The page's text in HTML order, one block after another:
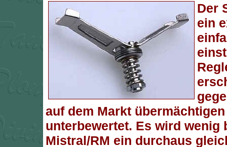
Der
ein
auf dem Markt
unterbewertet. Es wird wenig
Mistral/RM ein durchaus